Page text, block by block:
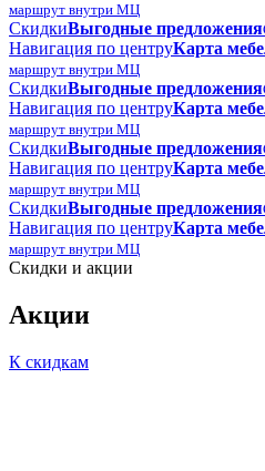
маршрут внутри МЦ
СкидкиВыгодные предложения
Навигация по центруКарта
маршрут внутри МЦ
СкидкиВыгодные предложения
Навигация по центруКарта
маршрут внутри МЦ
СкидкиВыгодные предложения
Навигация по центруКарта
маршрут внутри МЦ
СкидкиВыгодные предложения
Навигация по центруКарта
маршрут внутри МЦ
Скидки и акции
Акции
К скидкам